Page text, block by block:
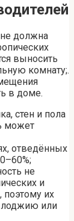
не должна
выносить
комнату;.
в доме.
стен и пола
может
отведённых
не
и
поэтому их
лоджию или